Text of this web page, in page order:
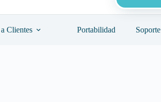
Clientes Portabilidad Soporte